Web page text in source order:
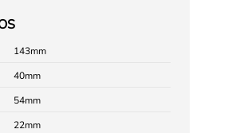
143
40
54
22